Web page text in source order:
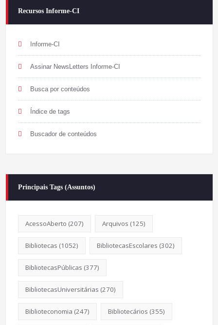
Recursos Informe-CI
Informe-CI
Assinar NewsLetters Informe-CI
Busca por conteúdos
Índice de tags
Buscador de conteúdos
Principais Tags (Assuntos)
AcessoAberto (207) Arquivos (125)
Bibliotecas (1052) BibliotecasEscolares (302)
BibliotecasPúblicas (377)
BibliotecasUniversitárias (270)
Biblioteconomia (247) Bibliotecários (355)